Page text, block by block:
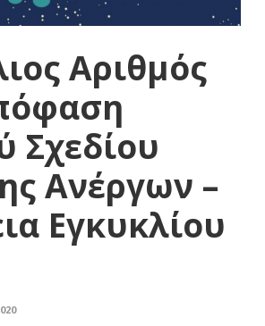
Αριθμός
Σχεδίου
Ανέργων –
Εγκυκλίου